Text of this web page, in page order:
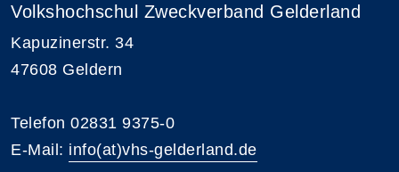
Volkshochschul Zweckverband Gelderland
Kapuzinerstr. 34
47608 Geldern
Telefon 02831 9375-0
E-Mail: info(at)vhs-gelderland.de